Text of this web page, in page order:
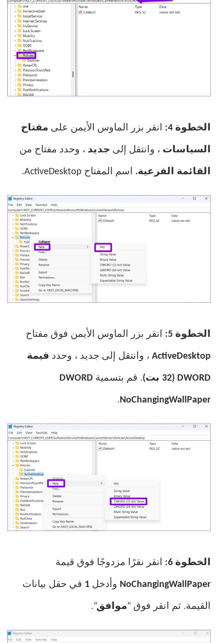
الخطوة 4: انقر بزر الماوس الأيمن على مفتاح
السياسات ، وانتقل إلى جديد ، وحدد مفتاح من
القائمة الفرعية. اسم المفتاح ActiveDesktop.
الخطوة 5: انقر بزر الماوس الأيمن فوق مفتاح
ActiveDesktop ، وانتقل إلى جديد ، وحدد قيمة
DWORD (32 بت) . قم بتسمية DWORD
NoChangingWallPaper
.
الخطوة 6: انقر نقرًا مزدوجًا فوق قيمة
NoChangingWallPaper وأدخل 1 في حقل بيانات
القيمة. ثم انقر فوق “موافق“.